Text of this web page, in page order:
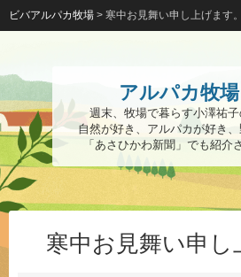
アルパカ牧
週末、牧場で暮らす小澤祐子
自然が好き、アルパカが好き
「あさひかわ新聞」でも紹介
寒中お見舞い申し
ビバアルパカ牧場 > 寒中お見舞い申し上げます。